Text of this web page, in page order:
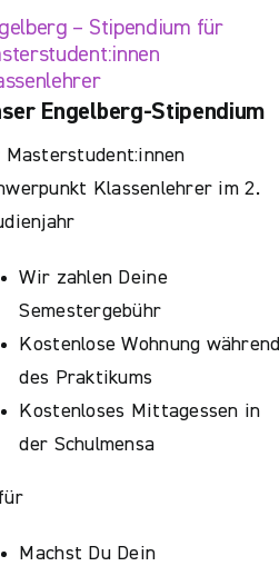
– Stipendium für
Engelberg-Stipendium
Masterstudent:innen
Klassenlehrer im 2.
Wir zahlen Deine
Semestergebühr
Kostenlose Wohnung während
des Praktikums
Kostenloses Mittagessen in
der Schulmensa
Machst Du Dein